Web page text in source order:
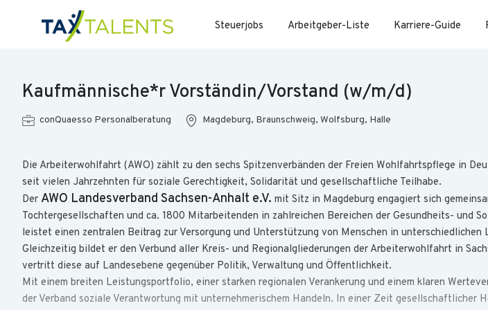
Steuerjobs Arbeitgeber-Liste Karriere-Guide
Kaufmännische*r Vorständin/Vorstand (w/m/d)
conQuaesso Personalberatung Magdeburg, Braunschweig, Wolfsburg, Halle
Die Arbeiterwohlfahrt (AWO) zählt zu den sechs Spitzenverbänden der Freien Wohlfahrtspflege in
seit vielen Jahrzehnten für soziale Gerechtigkeit, Solidarität und gesellschaftliche Teilhabe.
Der AWO Landesverband Sachsen-Anhalt e.V. mit Sitz in Magdeburg engagiert sich
Tochtergesellschaften und ca. 1800 Mitarbeitenden in zahlreichen Bereichen der Gesundheits- und
leistet einen zentralen Beitrag zur Versorgung und Unterstützung von Menschen in unterschiedlichen
Gleichzeitig bildet er den Verbund aller Kreis- und Regionalgliederungen der Arbeiterwohlfahrt in
vertritt diese auf Landesebene gegenüber Politik, Verwaltung und Öffentlichkeit.
Mit einem breiten Leistungsportfolio, einer starken regionalen Verankerung und einem klaren
der Verband soziale Verantwortung mit unternehmerischem Handeln. In einer Zeit gesellschaftlicher